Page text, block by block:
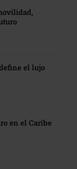
el lujo
en el Caribe